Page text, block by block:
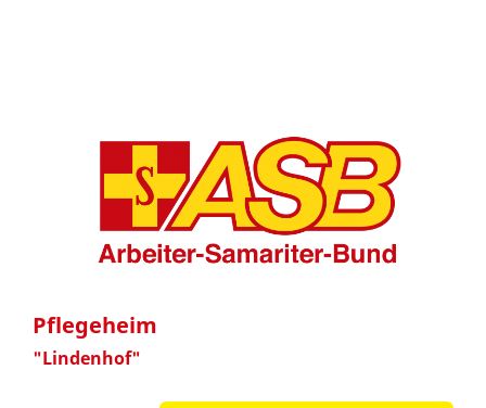
Pflegeheim
"Lindenhof"